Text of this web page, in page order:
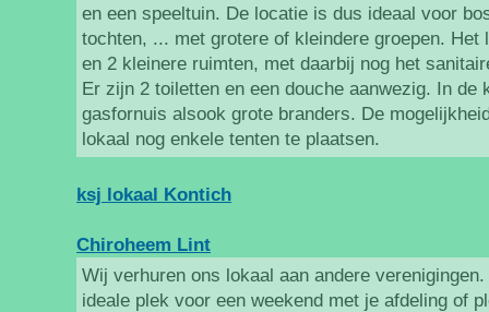
en een speeltuin. De locatie is dus ideaal voor
tochten, ... met grotere of kleindere groepen. Het
en 2 kleinere ruimten, met daarbij nog het
Er zijn 2 toiletten en een douche aanwezig. In de
gasfornuis alsook grote branders. De
lokaal nog enkele tenten te plaatsen.
ksj lokaal Kontich
Chiroheem Lint
Wij verhuren ons lokaal aan andere
ideale plek voor een weekend met je afdeling of